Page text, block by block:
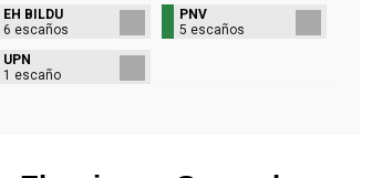
EH BILDU
6 escaños
PNV
5 escaños
UPN
1 escaño